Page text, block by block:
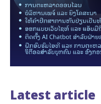
Latest article